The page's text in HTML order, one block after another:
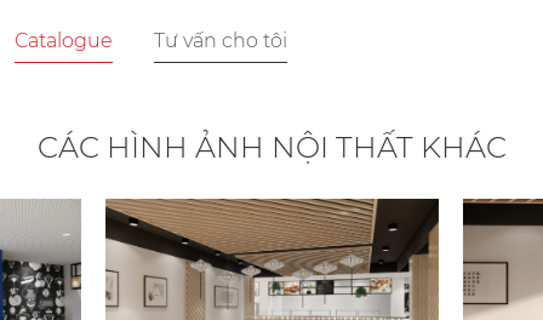
Catalogue Tư vấn cho tôi
CÁC HÌNH ẢNH NỘI THẤT KHÁC